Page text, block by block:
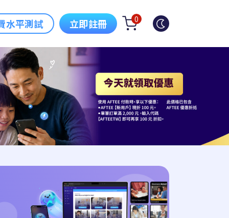
水平測試 立即註冊 0